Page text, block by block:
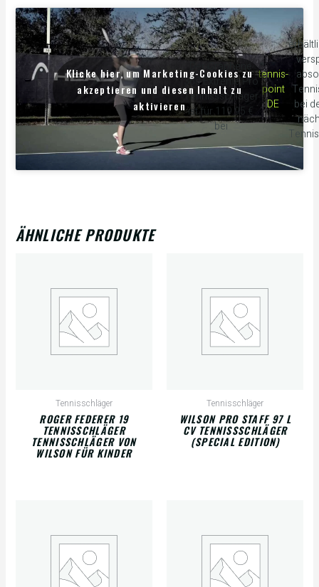
Der Graphene
360 Extreme Pro
Tennissschläger
ist für 119.95 €
bei
tennis-
point
DE
bei
Klicke hier, um Marketing-Cookies zu
akzeptieren und diesen Inhalt zu
aktivieren
ÄHNLICHE PRODUKTE
Tennisschläger
ROGER FEDERER 19
TENNISSCHLÄGER
TENNISSCHLÄGER VON
WILSON FÜR KINDER
Tennisschläger
WILSON PRO STAFF 97 L
CV TENNISSSCHLÄGER
(SPECIAL EDITION)